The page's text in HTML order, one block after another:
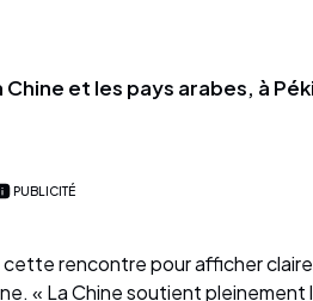
et les pays arabes, à
PUBLICITÉ
rencontre pour afficher
« La Chine soutient pleinement